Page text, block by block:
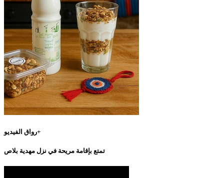
رواق الفيديو+
تمتع بإقامة مريحة في نزل مهدية بلاص